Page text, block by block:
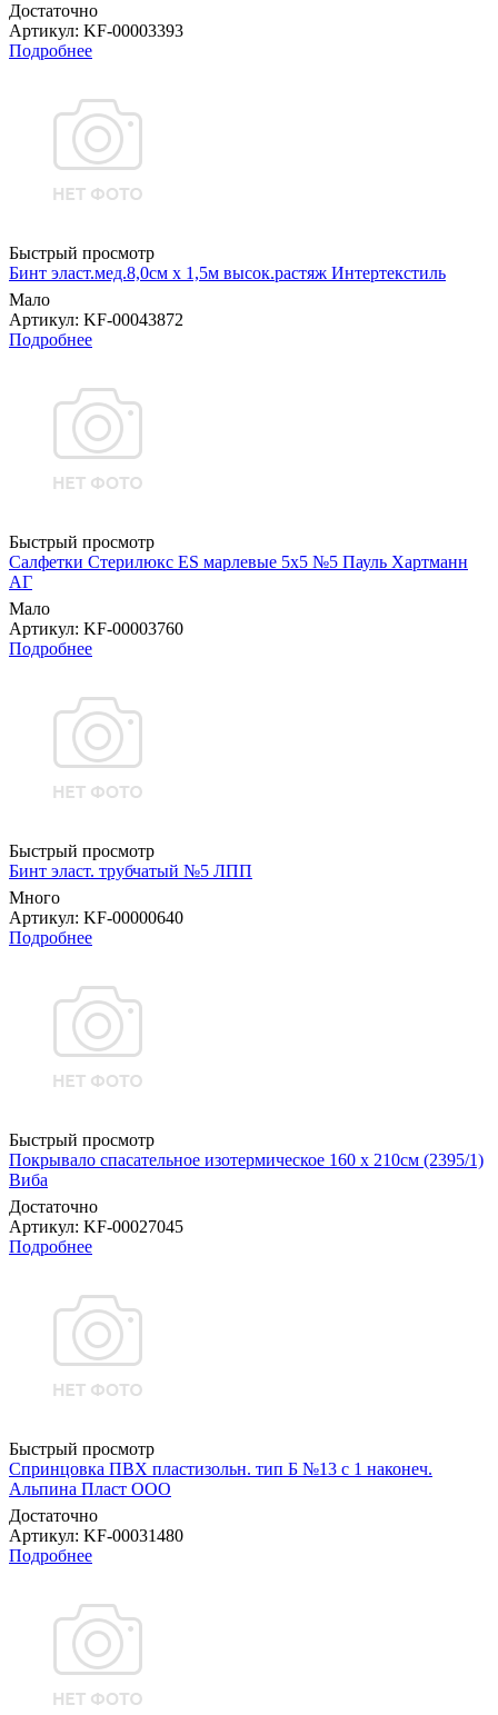
Достаточно
Артикул: KF-00003393
Подробнее
Быстрый просмотр
Бинт эласт.мед.8,0см х 1,5м высок.растяж Интертекстиль
Мало
Артикул: KF-00043872
Подробнее
Быстрый просмотр
Салфетки Стерилюкс ES марлевые 5х5 №5 Пауль Хартманн
AГ
Мало
Артикул: KF-00003760
Подробнее
Быстрый просмотр
Бинт эласт. трубчатый №5 ЛПП
Много
Артикул: KF-00000640
Подробнее
Быстрый просмотр
Покрывало спасательное изотермическое 160 х 210см (2395/1)
Виба
Достаточно
Артикул: KF-00027045
Подробнее
Быстрый просмотр
Спринцовка ПВХ пластизольн. тип Б №13 с 1 наконеч.
Альпина Пласт ООО
Достаточно
Артикул: KF-00031480
Подробнее